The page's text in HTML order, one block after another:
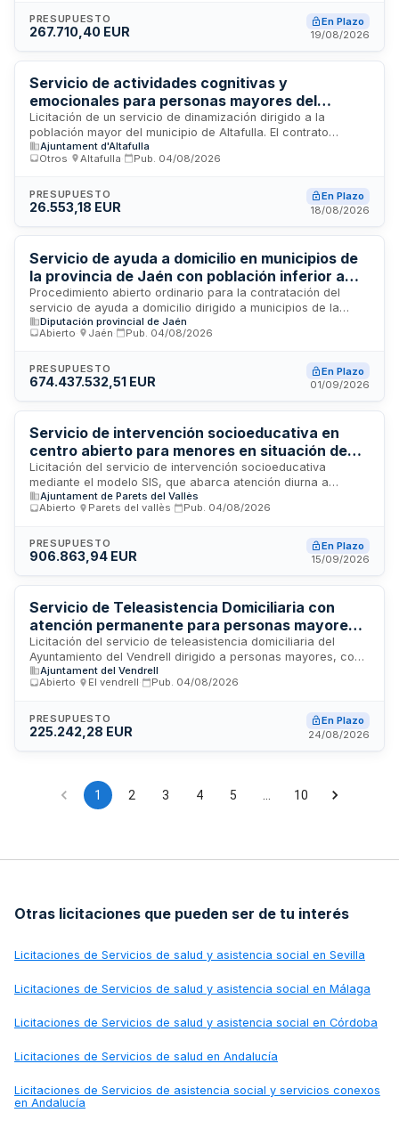
con la red de servicios sociales y educativos locales. La
entidad adjudicataria deberá contar con personal titulado en
prestación mediante seguimiento técnico y evaluación
periódica.
PRESUPUESTO
267.710,40 EUR
En Plazo
19/08/2026
Servicio de actividades cognitivas y
emocionales para personas mayores del
municipio de Altafulla
Licitación de un servicio de dinamización dirigido a la
población mayor del municipio de Altafulla. El contrato
comprende la realización de actividades cognitivas y
emocionales, así como talleres semanales para usuarios
de la totalidad de usuarios, independientemente de su
asistencia a las actividades propuestas. En caso necesario,
Ayuntamiento.
Ajuntament d'Altafulla
Otros
Altafulla Pub. 04/08/2026
PRESUPUESTO
26.553,18 EUR
En Plazo
18/08/2026
Servicio de ayuda a domicilio en municipios de
la provincia de Jaén con población inferior a
20.000 habitantes
Procedimiento abierto ordinario para la contratación del
servicio de ayuda a domicilio dirigido a municipios de la
provincia de Jaén con población inferior a 20.000 habitantes.
El servicio comprende la asignación de personal auxiliar
mensuales según prescripción, la colaboración con
protocolos técnicos de la Diputación Provincial, la
incidencias y el cumplimiento de responsabilidades en
situaciones excepcionales. La ejecución se ampara en
créditos específicos y se divide en lotes adjudicables según
criterios objetivos.
Diputación provincial de Jaén
Abierto
Jaén Pub. 04/08/2026
PRESUPUESTO
674.437.532,51 EUR
En Plazo
01/09/2026
Servicio de intervención socioeducativa en
centro abierto para menores en situación de
vulnerabilidad del Ayuntamiento de Parets del
Vallès
Licitación del servicio de intervención socioeducativa
mediante el modelo SIS, que abarca atención diurna a
menores con situaciones de vulnerabilidad y apoyo a
familias con dificultades en competencias parentales en el
rehabilitación de competencias parentales, espacios de
referencia para menores, trabajo en socialización y
sociales.
Ajuntament de Parets del Vallès
Abierto
Parets del vallès Pub. 04/08/2026
PRESUPUESTO
906.863,94 EUR
En Plazo
15/09/2026
Servicio de Teleasistencia Domiciliaria con
atención permanente para personas mayores y
en situación de dependencia - Ayuntamiento
del Vendrell
Licitación del servicio de teleasistencia domiciliaria del
Ayuntamiento del Vendrell dirigido a personas mayores, con
dependencia o discapacidad residentes en el municipio. El
servicio garantiza atención permanente veinticuatro horas al
tecnologías de información y comunicación. Está destinado a
promover la permanencia en el entorno habitual, garantizar
prevenir situaciones de aislamiento social, soledad no
deseada o riesgo domiciliario.
Ajuntament del Vendrell
Abierto
El vendrell Pub. 04/08/2026
PRESUPUESTO
225.242,28 EUR
En Plazo
24/08/2026
1 2 3 4 5 10
Otras licitaciones que pueden ser de tu interés
Licitaciones de Servicios de salud y asistencia social en Sevilla
Licitaciones de Servicios de salud y asistencia social en Málaga
Licitaciones de Servicios de salud y asistencia social en Córdoba
Licitaciones de Servicios de salud en Andalucía
Licitaciones de Servicios de asistencia social y servicios conexos
en Andalucía